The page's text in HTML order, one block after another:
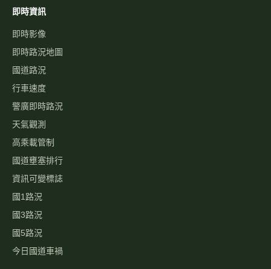
即時資訊
即時影像
即時路況地圖
國道路況
行車速度
警廣即時路況
天氣觀測
高乘載管制
國道壅塞排行
資訊可變標誌
國1路況
國3路況
國5路況
今日國道車禍